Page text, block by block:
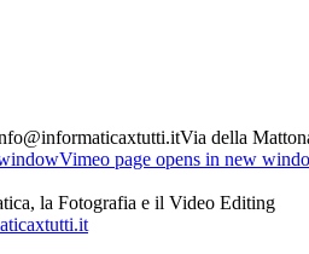
Via della
Vimeo page opens in new
la Fotografia e il Video Editing